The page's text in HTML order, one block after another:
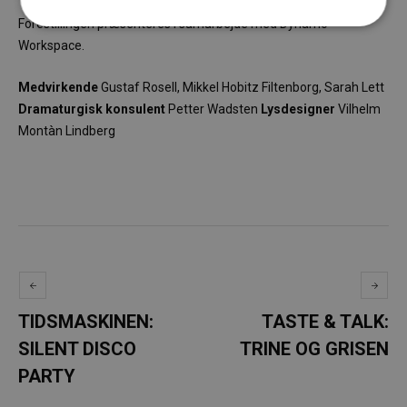
Forestillingen præsenteres i samarbejde med Dynamo
Workspace.
MedvirkendeGustaf Rosell, Mikkel Hobitz Filtenborg, Sarah Lett
Dramaturgisk konsulentPetter Wadsten Lysdesigner Vilhelm
Montàn Lindberg
TIDSMASKINEN:
SILENT DISCO
PARTY
TASTE & TALK:
TRINE OG GRISEN